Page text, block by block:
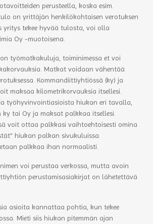
perusteella, koska esim.
on yrittäjän henkilökohtaisen verotuksen
yritys tekee hyvää tulosta, voi olla
Oy -muotoisena.
työmatkakuluja, toiminimessa et voi
Matkat voidaan vähentää
Kommandiittiyhtiössä (ky) ja
maksaa kilometrikorvauksia itsellesi.
työhyvinvointiasioista hiukan eri tavalla,
tai Oy ja maksat palkkaa itsellesi.
voit ottaa palkkasi vaihtoehtoisesti omina
hiukan palkan sivukuluissa.
palkkaa ihan normaalisti.
voi perustaa verkossa, mutta avoin
perustamisasiakirjat on lähetettävä
asioita kannattaa pohtia, kun tekee
Mieti siis hiukan pitemmän ajan